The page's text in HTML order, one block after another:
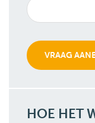
HOE HET